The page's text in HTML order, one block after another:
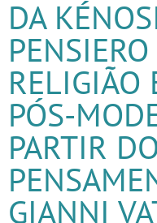
DA
RELIGIÃO
PÓS-
PARTIR DO
GIANNI